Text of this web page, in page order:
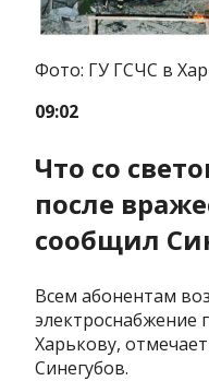
Фото: ГУ ГСЧС в
09:02
Что со
после
сообщил
Всем абонентам
электроснабжение
Харькову,
Синегубов.